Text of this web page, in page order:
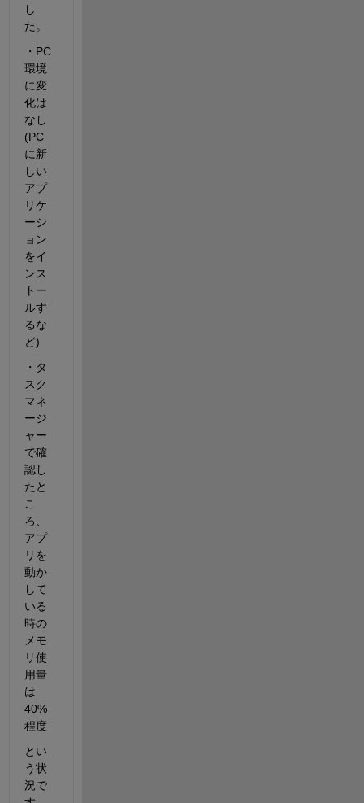
し
た。
・PC
環境
に変
化は
なし
(PC
に新
しい
アプ
リケ
ーシ
ョン
をイ
ンス
トー
ルす
るな
ど)
・タ
スク
マネ
ージ
ャー
で確
認し
たと
こ
ろ、
アプ
リを
動か
して
いる
時の
メモ
リ使
用量
は
40%
程度
とい
う状
況で